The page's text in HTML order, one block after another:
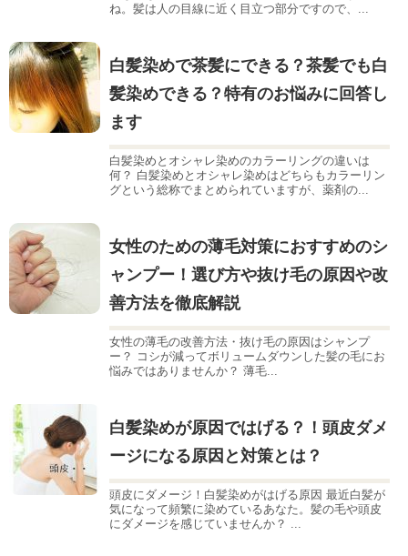
ね。髪は人の目線に近く目立つ部分ですので、...
白髪染めで茶髪にできる？茶髪でも白
髪染めできる？特有のお悩みに回答し
ます
白髪染めとオシャレ染めのカラーリングの違いは
何？ 白髪染めとオシャレ染めはどちらもカラーリン
グという総称でまとめられていますが、薬剤の...
女性のための薄毛対策におすすめのシ
ャンプー！選び方や抜け毛の原因や改
善方法を徹底解説
女性の薄毛の改善方法・抜け毛の原因はシャンプ
ー？ コシが減ってボリュームダウンした髪の毛にお
悩みではありませんか？ 薄毛...
白髪染めが原因ではげる？！頭皮ダメ
ージになる原因と対策とは？
頭皮にダメージ！白髪染めがはげる原因 最近白髪が
気になって頻繁に染めているあなた。髪の毛や頭皮
にダメージを感じていませんか？ ...